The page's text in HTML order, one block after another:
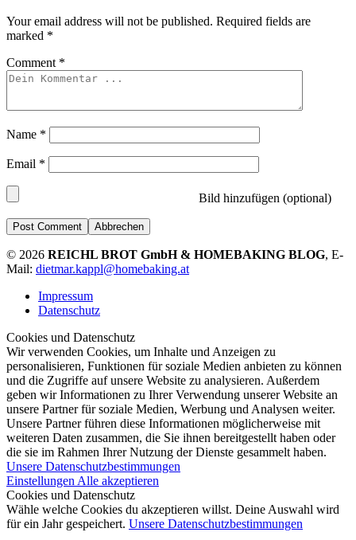
Your email address will not be published. Required fields are
marked *
Comment *
Name *
Email *
Bild hinzufügen (optional)
Abbrechen
© 2026 REICHL BROT GmbH & HOMEBAKING BLOG, E-
Mail: dietmar.kappl@homebaking.at
Impressum
Datenschutz
Cookies und Datenschutz
Wir verwenden Cookies, um Inhalte und Anzeigen zu
personalisieren, Funktionen für soziale Medien anbieten zu können
und die Zugriffe auf unsere Website zu analysieren. Außerdem
geben wir Informationen zu Ihrer Verwendung unserer Website an
unsere Partner für soziale Medien, Werbung und Analysen weiter.
Unsere Partner führen diese Informationen möglicherweise mit
weiteren Daten zusammen, die Sie ihnen bereitgestellt haben oder
die sie im Rahmen Ihrer Nutzung der Dienste gesammelt haben.
Unsere Datenschutzbestimmungen
EinstellungenAlle akzeptieren
Cookies und Datenschutz
Wähle welche Cookies du akzeptieren willst. Deine Auswahl wird
für ein Jahr gespeichert. Unsere Datenschutzbestimmungen